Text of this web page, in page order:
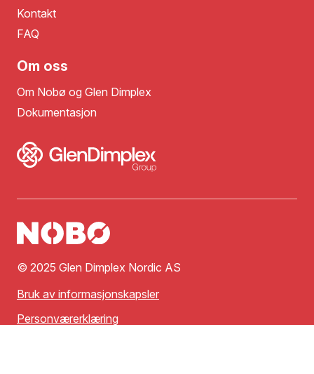
Kontakt
FAQ
Om oss
Om Nobø og Glen Dimplex
Dokumentasjon
© 2025 Glen Dimplex Nordic AS
Bruk av informasjonskapsler
Personværerklæring